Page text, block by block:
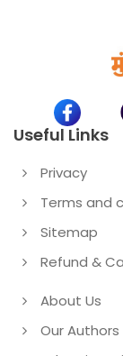
Useful Links
Privacy
Terms and
Sitemap
Refund &
About Us
Our Authors